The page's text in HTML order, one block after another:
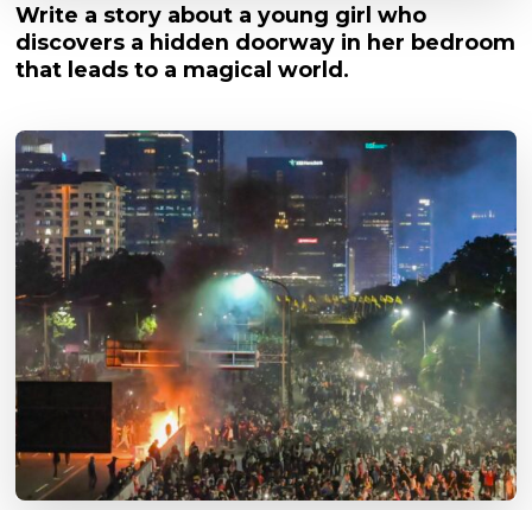
Write a story about a young girl who
discovers a hidden doorway in her bedroom
that leads to a magical world.